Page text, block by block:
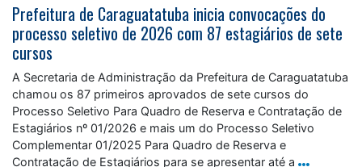
Prefeitura de Caraguatatuba inicia convocações do
processo seletivo de 2026 com 87 estagiários de sete
cursos
A Secretaria de Administração da Prefeitura de Caraguatatuba
chamou os 87 primeiros aprovados de sete cursos do
Processo Seletivo Para Quadro de Reserva e Contratação de
Estagiários nº 01/2026 e mais um do Processo Seletivo
Complementar 01/2025 Para Quadro de Reserva e
Contratação de Estagiários para se apresentar até a